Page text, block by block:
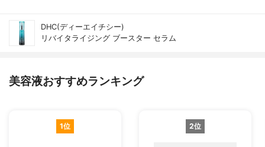
DHC(ディーエイチシー)
リバイタライジング ブースター セラム
美容液おすすめランキング
1位 2位